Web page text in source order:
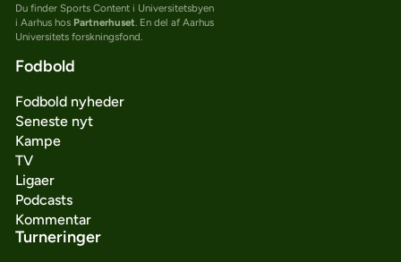
Du finder Sports Content i Universitetsbyen
i Aarhus hos Partnerhuset. En del af Aarhus
Universitets forskningsfond.
Fodbold
Fodbold nyheder
Seneste nyt
Kampe
TV
Ligaer
Podcasts
Kommentar
Turneringer